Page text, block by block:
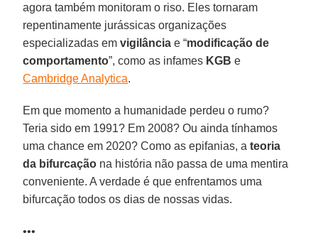
agora também monitoram o riso. Eles tornaram
repentinamente jurássicas organizações
especializadas emvigilância e “modificação de
comportamento”, como as infames KGB e
Cambridge Analytica.
Em que momento a humanidade perdeu o rumo?
Teria sido em 1991? Em 2008? Ou ainda tínhamos
uma chance em 2020? Como as epifanias, ateoria
da bifurcação na história não passa de uma mentira
conveniente. A verdade é que enfrentamos uma
bifurcação todos os dias de nossas vidas.
•••